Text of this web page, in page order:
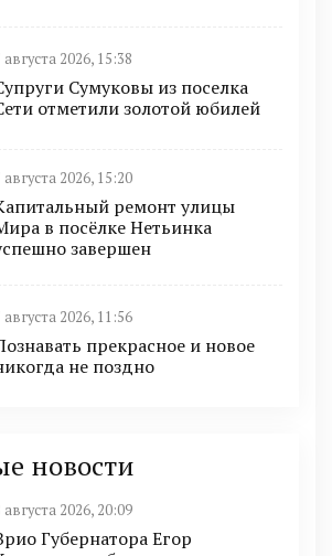
августа 2026, 15:38
Сумуковы из поселка
отметили золотой юбилей
августа 2026, 15:20
ремонт улицы
в посёлке Нетьинка
завершен
августа 2026, 11:56
прекрасное и новое
не поздно
новости
августа 2026, 20:09
Губернатора Егор